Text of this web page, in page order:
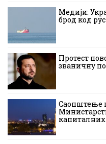
Медији:
брод код
Протест
званичну
Саопштење
капиталних